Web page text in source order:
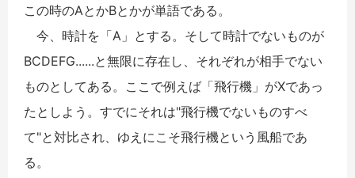
この時のAとかBとかが単語である。
今、時計を「A」とする。そして時計でないものが
BCDEFG......と無限に存在し、それぞれが相手でない
ものとしてある。ここで例えば「飛行機」がXであっ
たとしよう。すでにそれは"飛行機でないものすべ
て"と対比され、ゆえにこそ飛行機という風船であ
る。